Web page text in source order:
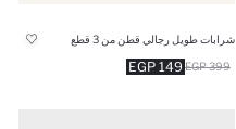
شرابات طويل رجالي قطن من 3 قطع
149 EGP 399 EGP